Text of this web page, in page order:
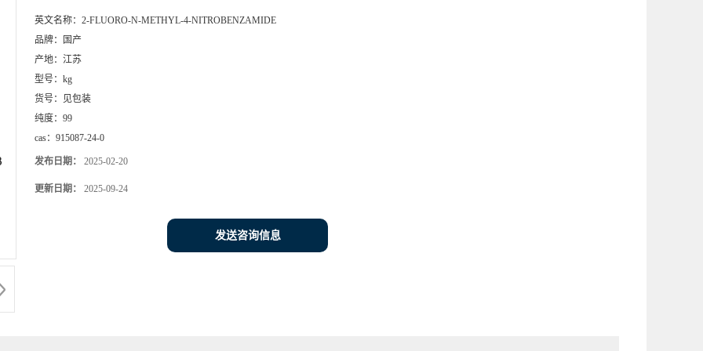
英文名称： 2-FLUORO-N-METHYL-4-NITROBENZAMIDE
品牌：
国产
产地： 江苏
型号： kg
货号：
见包装
纯度： 99
cas： 915087-24-0
发布日期： 2025-02-20
更新日期： 2025-09-24
发送咨询信息